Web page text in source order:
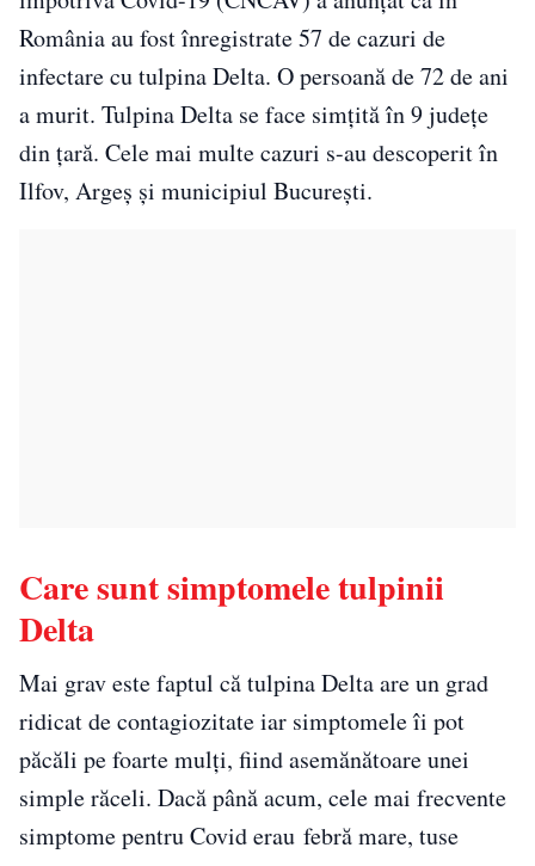
România au fost înregistrate 57 de cazuri de
infectare cu tulpina Delta. O persoană de 72 de ani
a murit. Tulpina Delta se face simțită în 9 județe
din țară. Cele mai multe cazuri s-au descoperit în
Ilfov, Argeș și municipiul București.
Care sunt simptomele tulpinii
Delta
Mai grav este faptul că tulpina Delta are un grad
ridicat de contagiozitate iar simptomele îi pot
păcăli pe foarte mulți, fiind asemănătoare unei
simple răceli. Dacă până acum, cele mai frecvente
simptome pentru Covid erau febră mare, tuse